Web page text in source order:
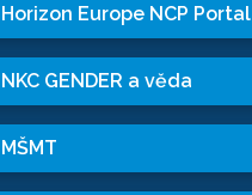
Horizon Europe NCP Portal
NKC GENDER a věda
MŠMT